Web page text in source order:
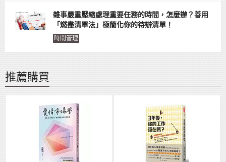
雜事嚴重壓縮處理重要任務的時間，怎麼辦？善用
「燃盡清單法」極簡化你的待辦清單！
時間管理
推薦購買